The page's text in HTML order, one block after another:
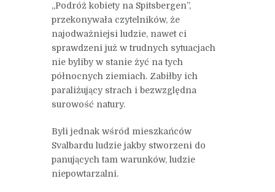
„Podróż kobiety na Spitsbergen”,
przekonywała czytelników, że
najodważniejsi ludzie, nawet ci
sprawdzeni już w trudnych sytuacjach
nie byliby w stanie żyć na tych
północnych ziemiach. Zabiłby ich
paraliżujący strach i bezwzględna
surowość natury.
Byli jednak wśród mieszkańców
Svalbardu ludzie jakby stworzeni do
panujących tam warunków, ludzie
niepowtarzalni.